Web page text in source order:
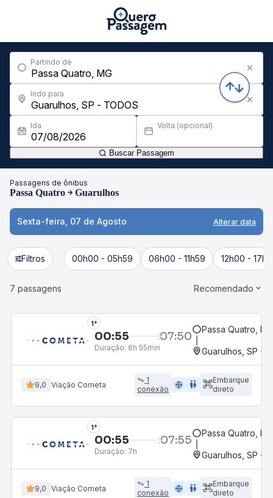
Partindo de
Indo para
Ida Volta (opcional)
Buscar Passagem
Passagens de ônibus
Passa Quatro Guarulhos
Sexta-feira, 07 de Agosto Alterar data
Filtros 00h00 - 05h59 06h00 - 11h59 12h00 -
7 passagens Recomendado
1°
00:55 07:50
Duração: 6h 55min
Passa Quatro, MG
Guarulhos, SP -
9,0 Viação Cometa
1
conexão
ac_unit wc
Embarque
direto
1°
00:55 07:55
Duração: 7h
Passa Quatro, MG
Guarulhos, SP -
9,0 Viação Cometa
1
conexão
ac_unit wc
Embarque
direto